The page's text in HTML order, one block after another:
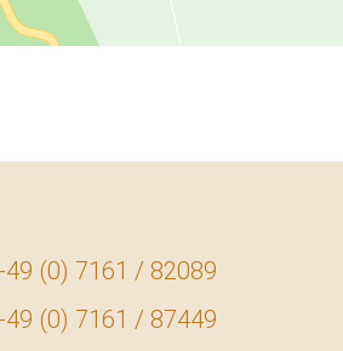
(0) 7161 / 82089
(0) 7161 / 87449